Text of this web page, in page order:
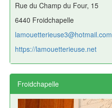
Rue du Champ du Four, 15
6440 Froidchapelle
lamouetterieuse3@hotmail.com
https://lamouetterieuse.net
Froidchapelle